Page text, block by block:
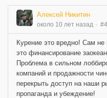
Алексей Никитин
около 10 лет назад
Курение это вредно! Сам
это финансирование
Проблема в сильном
компаний и продажности
перекрыть доступ на наши
пропаганда и убеждение!